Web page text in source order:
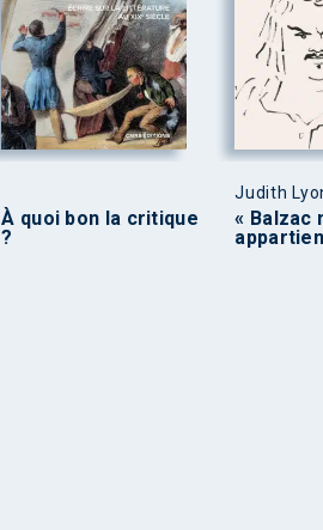
À quoi bon la critique
?
Judith
« Balzac